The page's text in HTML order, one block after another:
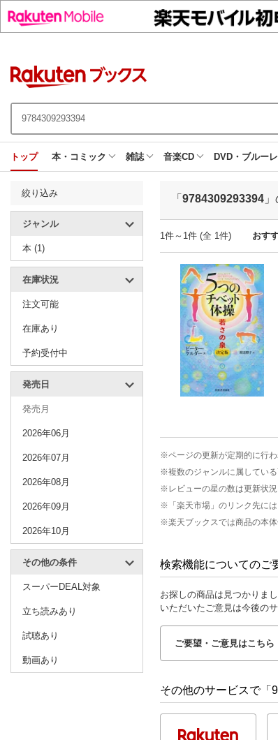
トップ 本・コミック 雑誌 音楽CD DVD・ブルー
絞り込み
ジャンル
本 (1)
在庫状況
注文可能
在庫あり
予約受付中
発売日
発売月
2026年06月
2026年07月
2026年08月
2026年09月
2026年10月
その他の条件
スーパーDEAL対象
立ち読みあり
試聴あり
動画あり
「 9784309293394
1件～1件 (全 1件) おす
※ページの更新が定期的に行
※複数のジャンルに属している
※レビューの星の数は更新状況
※「楽天市場」のリンク先に
※楽天ブックスでは商品の本
検索機能についてのご
お探しの商品は見つかりま
いただいたご意見は今後の
ご要望・ご意見はこちら
その他のサービスで「